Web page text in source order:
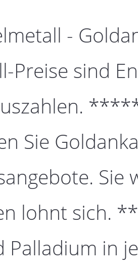
-
Preise sind
Sie
Sie
lohnt sich.
Palladium in